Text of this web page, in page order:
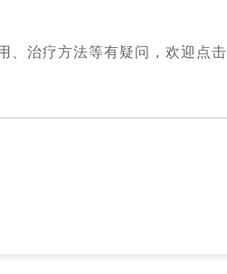
、治疗方法等有疑问，欢迎点